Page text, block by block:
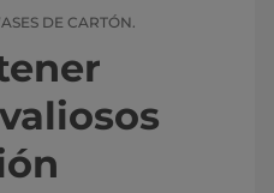
DE CARTÓN.